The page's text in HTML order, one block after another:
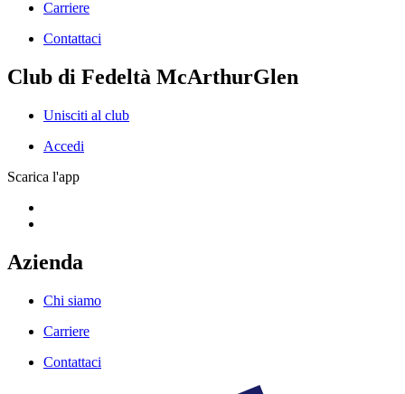
Carriere
Contattaci
Club di Fedeltà McArthurGlen
Unisciti al club
Accedi
Scarica l'app
Azienda
Chi siamo
Carriere
Contattaci